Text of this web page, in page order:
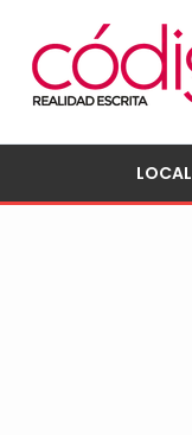
LOCAL